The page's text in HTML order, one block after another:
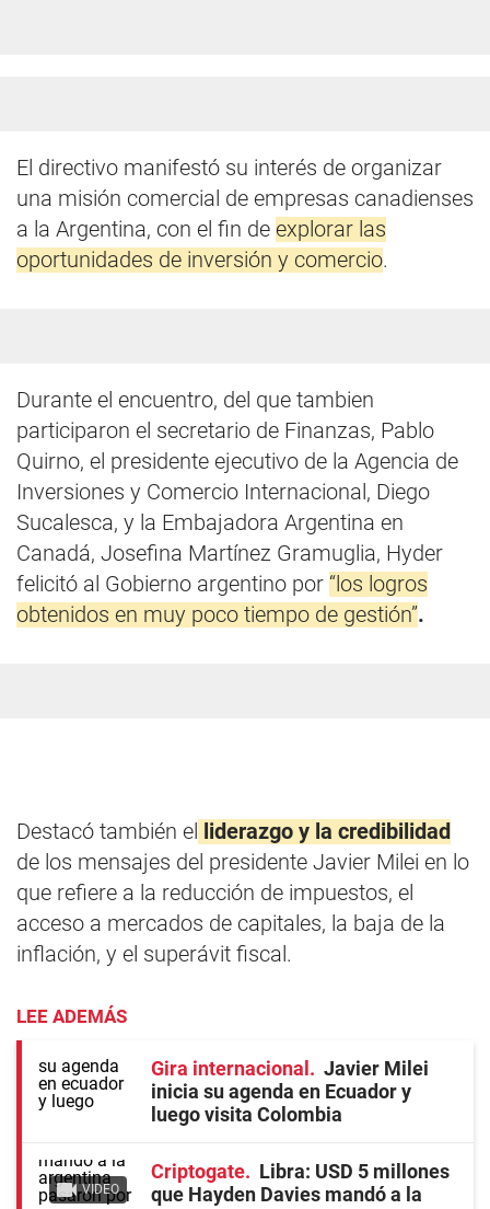
El directivo manifestó su interés de organizar
una misión comercial de empresas canadienses
a la Argentina, con el fin de explorar las
oportunidades de inversión y comercio.
Durante el encuentro, del que tambien
participaron el secretario de Finanzas, Pablo
Quirno, el presidente ejecutivo de la Agencia de
Inversiones y Comercio Internacional, Diego
Sucalesca, y la Embajadora Argentina en
Canadá, Josefina Martínez Gramuglia, Hyder
felicitó al Gobierno argentino por “los logros
obtenidos en muy poco tiempo de gestión”.
Destacó también el
liderazgo y la credibilidad
de los mensajes del presidente Javier Milei en lo
que refiere a la reducción de impuestos, el
acceso a mercados de capitales, la baja de la
inflación, y el superávit fiscal.
LEE ADEMÁS
Gira internacional
Javier Milei
inicia su agenda en Ecuador y
luego visita Colombia
VIDEO
Criptogate
Libra: USD 5 millones
que Hayden Davies mandó a la